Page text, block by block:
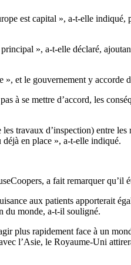
est capital », a-t-elle indiqué,
», a-t-elle déclaré,
et le gouvernement y accorde
à se mettre d’accord, les
travaux d’inspection) entre
en place », a-t-elle indiqué.
a fait remarquer qu’il
aux patients apporterait
du monde, a-t-il souligné.
plus rapidement face à un
l’Asie, le Royaume-Uni